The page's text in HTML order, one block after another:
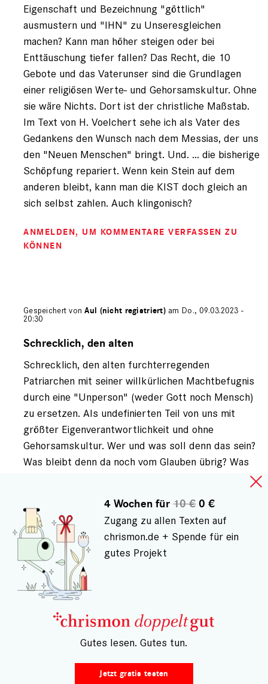
registriert)
Eigenschaft und Bezeichnung "göttlich"
ausmustern und "IHN" zu Unseresgleichen
machen? Kann man höher steigen oder bei
Enttäuschung tiefer fallen? Das Recht, die 10
Gebote und das Vaterunser sind die Grundlagen
einer religiösen Werte- und Gehorsamskultur. Ohne
sie wäre Nichts. Dort ist der christliche Maßstab.
Im Text von H. Voelchert sehe ich als Vater des
Gedankens den Wunsch nach dem Messias, der uns
den "Neuen Menschen" bringt. Und. ... die bisherige
Schöpfung repariert. Wenn kein Stein auf dem
anderen bleibt, kann man die KIST doch gleich an
sich selbst zahlen. Auch klingonisch?
ANMELDEN, UM KOMMENTARE VERFASSEN ZU
KÖNNEN
Gespeichert vonAul (nicht registriert)am Do., 09.03.2023 -
20:30
auf
Mathias
Voelchert
registriert)
Schrecklich, den alten
Schrecklich, den alten furchterregenden
Patriarchen mit seiner willkürlichen Machtbefugnis
durch eine "Unperson" (weder Gott noch Mensch)
zu ersetzen. Als undefinierten Teil von uns mit
größter Eigenverantwortlichkeit und ohne
Gehorsamskultur. Wer und was soll denn das sein?
Was bleibt denn da noch vom Glauben übrig? Was
und wer ist denn dann noch anbetungswürdig? Mit
des Glaubens betrieben.
ANMELDEN , UM KOMMENTARE VERFASSEN ZU
KÖNNEN
Gespeichert vonAul (nicht registriert)am Fr., 10.03.2023 -
Gehorsamskultur! Welche?
Auch so ein Begriff aus der Trickkiste von denen,
4 Wochen für10 €0 €
Zugang zu allen Texten auf
chrismon.de + Spende für ein
gutes Projekt
– Gutes lesen. Gutes tun.
Jetzt gratis testen